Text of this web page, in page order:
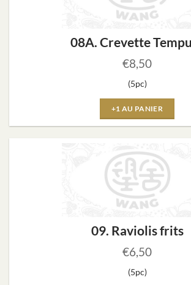
08A. Crevette
€8,50
(5pc)
+1 AU PANIER
09. Raviolis frits
€6,50
(5pc)